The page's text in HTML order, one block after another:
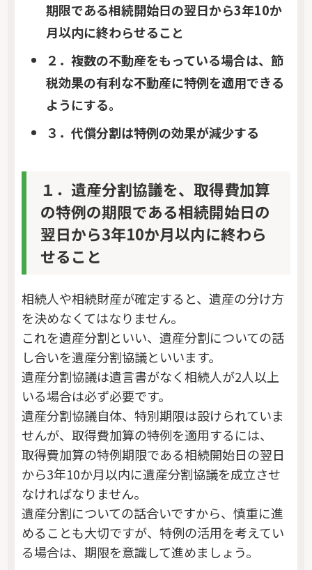
期限である相続開始日の翌日から3年10か
月以内に終わらせること
２．複数の不動産をもっている場合は、節
税効果の有利な不動産に特例を適用できる
ようにする。
３．代償分割は特例の効果が減少する
１．遺産分割協議を、取得費加算
の特例の期限である相続開始日の
翌日から3年10か月以内に終わら
せること
相続人や相続財産が確定すると、遺産の分け方
を決めなくてはなりません。
これを遺産分割といい、遺産分割についての話
し合いを遺産分割協議といいます。
遺産分割協議は遺言書がなく相続人が2人以上
いる場合は必ず必要です。
遺産分割協議自体、特別期限は設けられていま
せんが、取得費加算の特例を適用するには、
取得費加算の特例期限である相続開始日の翌日
から3年10か月以内に遺産分割協議を成立させ
なければなりません。
遺産分割についての話合いですから、慎重に進
めることも大切ですが、特例の活用を考えてい
る場合は、期限を意識して進めましょう。